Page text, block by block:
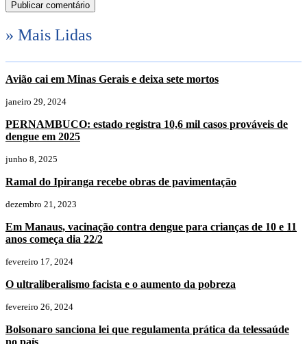
» Mais Lidas
Avião cai em Minas Gerais e deixa sete mortos
janeiro 29, 2024
PERNAMBUCO: estado registra 10,6 mil casos prováveis de
dengue em 2025
junho 8, 2025
Ramal do Ipiranga recebe obras de pavimentação
dezembro 21, 2023
Em Manaus, vacinação contra dengue para crianças de 10 e 11
anos começa dia 22/2
fevereiro 17, 2024
O ultraliberalismo facista e o aumento da pobreza
fevereiro 26, 2024
Bolsonaro sanciona lei que regulamenta prática da telessaúde
no país